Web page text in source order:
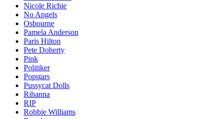
Nicole Richie
No Angels
Osbourne
Pamela Anderson
Paris Hilton
Pete Doherty
Pink
Politiker
Popstars
Pussycat Dolls
Rihanna
RIP
Robbie Williams